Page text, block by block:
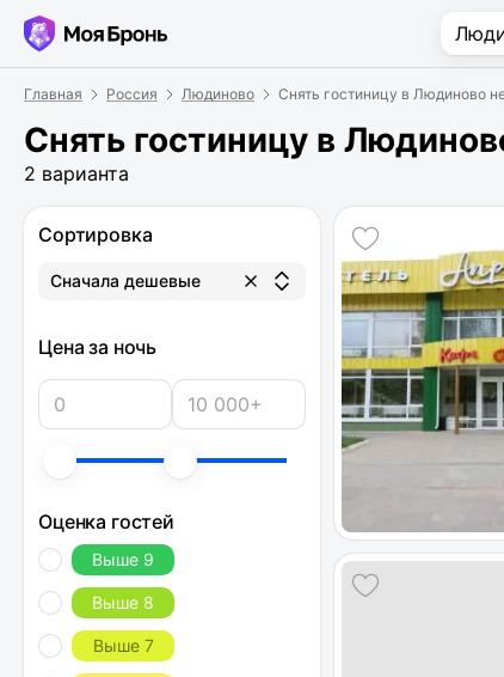
Главная Россия Людиново Снять гостиницу в Людиново
Снять гостиницу в
2 варианта
Сортировка
Сначала дешевые
Цена за ночь
Оценка гостей
Выше 9
Выше 8
Выше 7